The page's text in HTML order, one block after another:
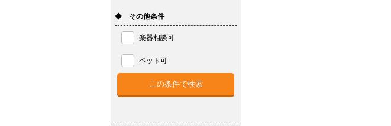
◆ その他条件
楽器相談可
ペット可